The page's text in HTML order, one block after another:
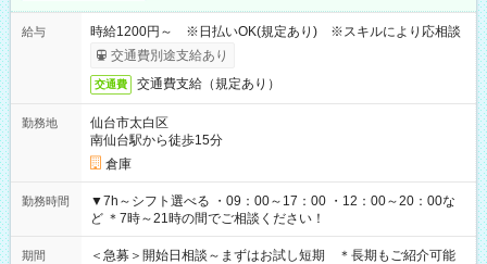
給与
時給1200円～ ※日払いOK(規定あり) ※スキルにより応相談
交通費別途支給あり
交通費 交通費支給（規定あり）
勤務地
仙台市太白区
南仙台駅から徒歩15分
倉庫
勤務時間
▼7h～シフト選べる ・09：00～17：00 ・12：00～20：00な
ど ＊7時～21時の間でご相談ください！
期間
＜急募＞開始日相談～まずはお試し短期 ＊長期もご紹介可能